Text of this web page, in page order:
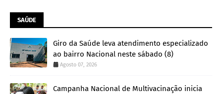
SAÚDE
Giro da Saúde leva atendimento especializado
ao bairro Nacional neste sábado (8)
Agosto 07, 2026
Campanha Nacional de Multivacinação inicia